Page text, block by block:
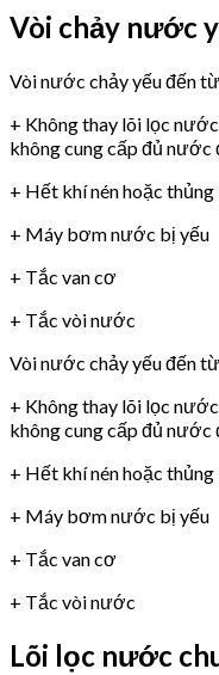
Vòi chảy nước
Vòi nước chảy yếu đến
+ Không thay lõi lọc
không cung cấp đủ nước
+ Hết khí nén hoặc thủng
+ Máy bơm nước bị yếu
+ Tắc van cơ
+ Tắc vòi nước
Vòi nước chảy yếu đến
+ Không thay lõi lọc
không cung cấp đủ nước
+ Hết khí nén hoặc thủng
+ Máy bơm nước bị yếu
+ Tắc van cơ
+ Tắc vòi nước
Lõi lọc nước